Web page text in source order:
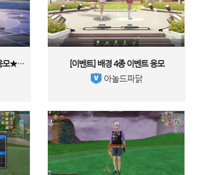
11월 이벤트 ★ 배경 4종 이벤트 응모★ (* ´艸｀)
[이벤트] 배경 4종 이벤트 응모
아놀드파닭